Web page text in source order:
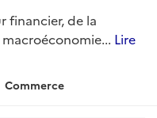
financier, de la
Lire
Commerce